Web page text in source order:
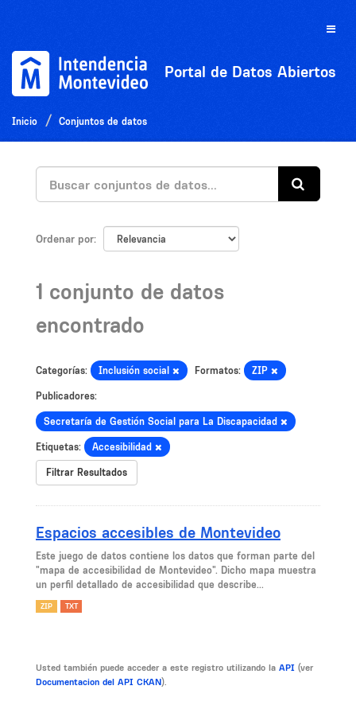
Toggle
Portal de Datos Abiertos
Inicio Conjuntos de datos
Ordenar por
1 conjunto de datos
encontrado
Categorías: Inclusión social Formatos: ZIP
Publicadores:
Secretaría de Gestión Social para La Discapacidad
Etiquetas: Accesibilidad
Filtrar Resultados
Espacios accesibles de Montevideo
Este juego de datos contiene los datos que forman parte del
"mapa de accesibilidad de Montevideo". Dicho mapa muestra
un perfil detallado de accesibilidad que describe...
ZIP TXT
Usted también puede acceder a este registro utilizando la API (ver
Documentacion del API CKAN).